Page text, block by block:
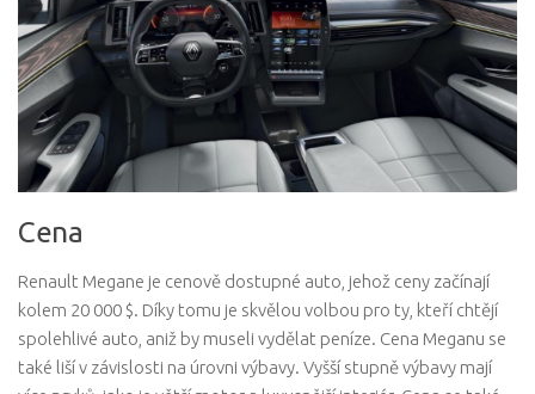
Cena
Renault Megane je cenově dostupné auto, jehož ceny začínají
kolem 20 000 $. Díky tomu je skvělou volbou pro ty, kteří chtějí
spolehlivé auto, aniž by museli vydělat peníze. Cena Meganu se
také liší v závislosti na úrovni výbavy. Vyšší stupně výbavy mají